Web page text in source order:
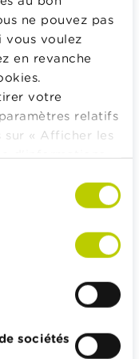
ne pouvez pas
vous voulez
en revanche
votre
relatifs
sur « Afficher les
sociétés
temporaire,
évacuation de
ruines…
EXEMPLE
À la suite d'un
incendie dans
votre maison,
vous êtes
loger à l’hôtel.
La couverture
e « frais de
vous permet de
percevoir une
les frais d’hôtel
engagés.